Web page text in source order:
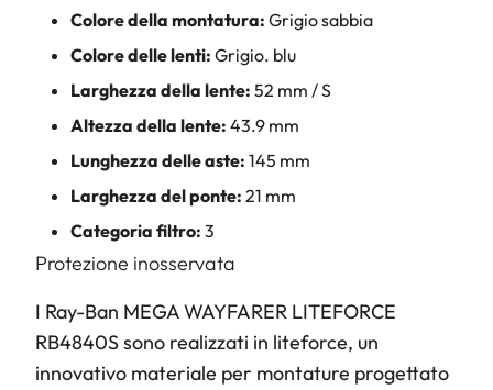
Colore della montatura: Grigio sabbia
Colore delle lenti: Grigio. blu
Larghezza della lente: 52 mm / S
Altezza della lente: 43.9 mm
Lunghezza delle aste: 145 mm
Larghezza del ponte: 21 mm
Categoria filtro: 3
Protezione inosservata
I Ray-Ban MEGA WAYFARER LITEFORCE
RB4840S sono realizzati in liteforce, un
innovativo materiale per montature progettato